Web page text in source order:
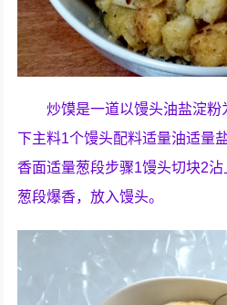
炒馍是一道以馒头油盐淀粉
下主料1个馒头配料适量油适量
香面适量葱段步骤1馒头切块2
葱段爆香，放入馒头。